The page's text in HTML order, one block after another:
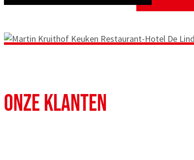
ONZE KLANTEN